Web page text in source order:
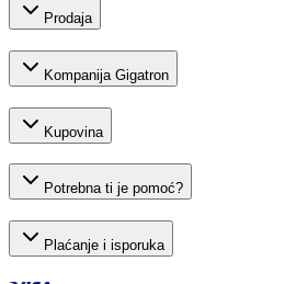
Prodaja
Kompanija Gigatron
Kupovina
Potrebna ti je pomoć?
Plaćanje i isporuka